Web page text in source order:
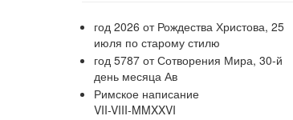
год 2026 от Рождества Христова, 25
июля по старому стилю
год 5787 от Сотворения Мира, 30-й
день месяца Ав
Римское написание
VII-VIII-MMXXVI